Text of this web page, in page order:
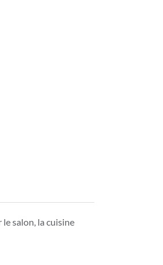
salon, la cuisine